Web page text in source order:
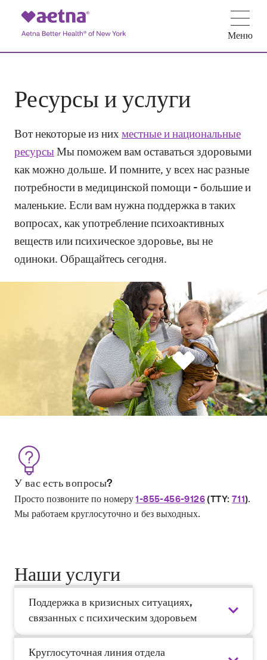
Меню
Ресурсы и услуги
Вот некоторые из нихместные и национальные
ресурсыМы поможем вам оставаться здоровыми
как можно дольше. И помните, у всех нас разные
потребности в медицинской помощи - большие и
маленькие. Если вам нужна поддержка в таких
вопросах, как употребление психоактивных
веществ или психическое здоровье, вы не
одиноки. Обращайтесь сегодня.
У вас есть вопросы?
Просто позвоните по номеру1-855-456-9126 (TTY: 711).
Мы работаем круглосуточно и без выходных.
Наши услуги
Поддержка в кризисных ситуациях,
связанных с психическим здоровьем
Круглосуточная линия отдела